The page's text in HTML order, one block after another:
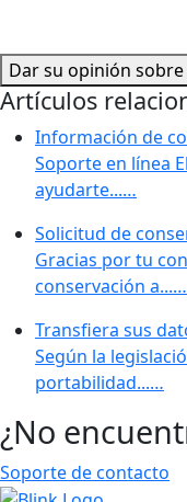
Dar su opinión
Artículos
Información de
Soporte en línea
ayudarte...…
Solicitud de
Gracias por tu
conservación a...…
Transfiera sus
Según la
portabilidad...…
¿No
Soporte de contacto